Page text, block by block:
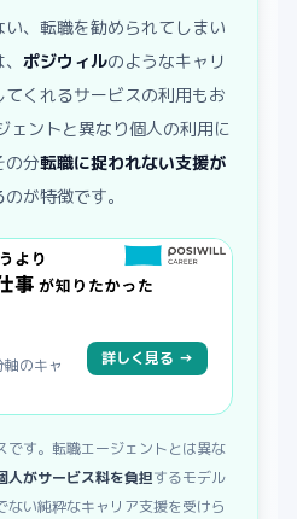
、転職を勧められてしまい
ポジウィルのようなキャリ
くれるサービスの利用もお
ェントと異なり個人の利用に
の分転職に捉われない支援が
が特徴です。
のキャ
詳しく見る →
す。転職エージェントとは異な
人がサービス料を負担するモデル
ない純粋なキャリア支援を受けら